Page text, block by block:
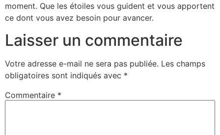
moment. Que les étoiles vous guident et vous apportent
ce dont vous avez besoin pour avancer.
Laisser un commentaire
Votre adresse e-mail ne sera pas publiée. Les champs
obligatoires sont indiqués avec *
Commentaire *